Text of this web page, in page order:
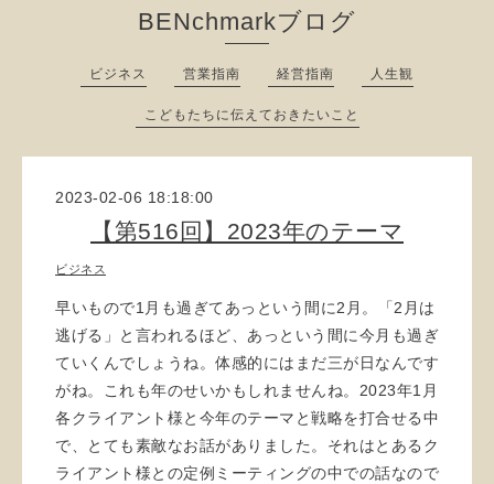
BENchmarkブログ
ビジネス 営業指南 経営指南 人生観
こどもたちに伝えておきたいこと
2023-02-06 18:18:00
【第516回】2023年のテーマ
ビジネス
早いもので1月も過ぎてあっという間に2月。「2月は
逃げる」と言われるほど、あっという間に今月も過ぎ
ていくんでしょうね。体感的にはまだ三が日なんです
がね。これも年のせいかもしれませんね。2023年1月
各クライアント様と今年のテーマと戦略を打合せる中
で、とても素敵なお話がありました。それはとあるク
ライアント様との定例ミーティングの中での話なので